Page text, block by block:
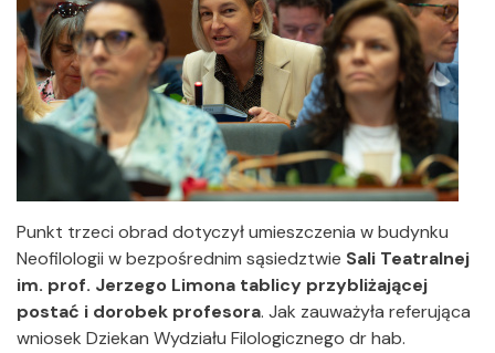
Punkt trzeci obrad dotyczył umieszczenia w budynku
Neofilologii w bezpośrednim sąsiedztwie Sali Teatralnej
im. prof. Jerzego Limona tablicy przybliżającej
postać i dorobek profesora. Jak zauważyła referująca
wniosek Dziekan Wydziału Filologicznego dr hab.